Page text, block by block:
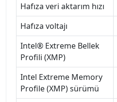
Hafıza veri aktarım hızı
Hafıza voltajı
Intel® Extreme Bellek
Profili (XMP)
Intel Extreme Memory
Profile (XMP) sürümü